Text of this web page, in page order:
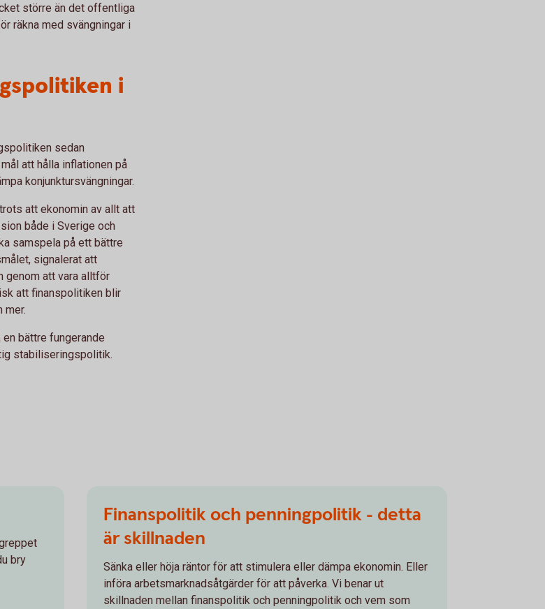
större än det offentliga
räkna med svängningar i
i
sedan
att hålla inflationen på
konjunktursvängningar.
att ekonomin av allt att
både i Sverige och
samspela på ett bättre
signalerat att
genom att vara alltför
att finanspolitiken blir
mer.
bättre fungerande
stabiliseringspolitik.
bry
Finanspolitik och penningpolitik - detta
är skillnaden
Sänka eller höja räntor för att stimulera eller dämpa ekonomin. Eller
införa arbetsmarknadsåtgärder för att påverka. Vi benar ut
skillnaden mellan finanspolitik och penningpolitik och vem som